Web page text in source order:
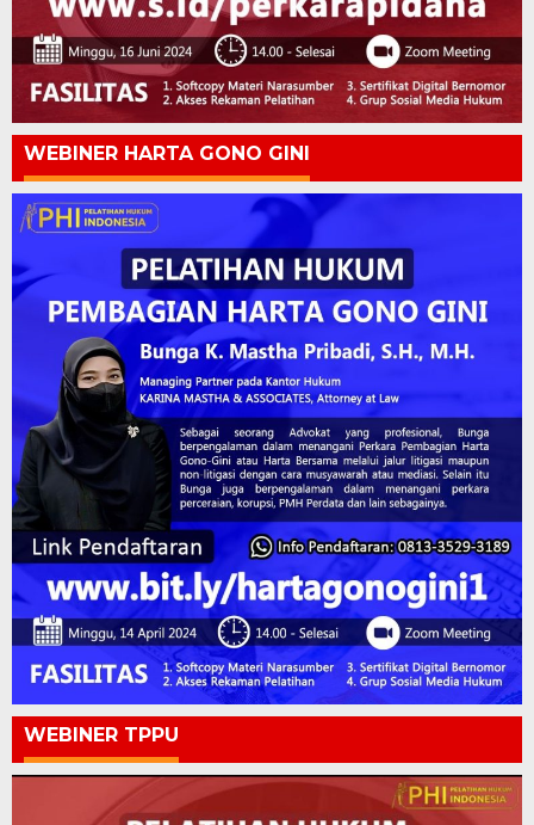
WEBINER HARTA GONO GINI
WEBINER TPPU